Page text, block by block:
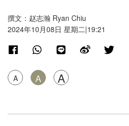
撰文：赵志瀚 Ryan Chiu
2024年10月08日 星期二|19:21
A A A